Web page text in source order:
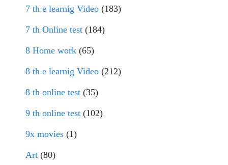
7 th e learnig Video (183)
7 th Online test (184)
8 Home work (65)
8 th e learnig Video (212)
8 th online test (35)
9 th online test (102)
9x movies (1)
Art (80)